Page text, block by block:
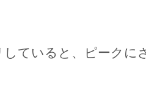
ていると、ピークに